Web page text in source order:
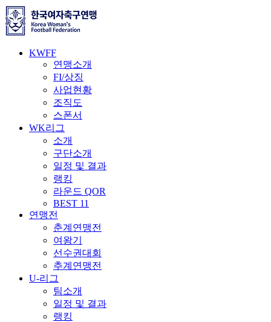
KWFF
연맹소개
FI/상징
사업현황
조직도
스폰서
WK리그
소개
구단소개
일정 및 결과
랭킹
라운드 QOR
BEST 11
연맹전
춘계연맹전
여왕기
선수권대회
추계연맹전
U-리그
팀소개
일정 및 결과
랭킹